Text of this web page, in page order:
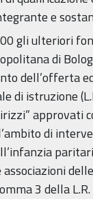
e
gli ulteriori
di
dell’offerta
di istruzione
approvati
di
3 della